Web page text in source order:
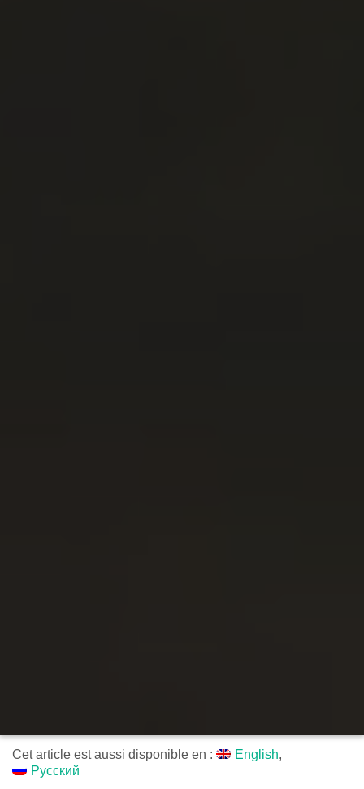
Cet article est aussi disponible en :
English
Русский